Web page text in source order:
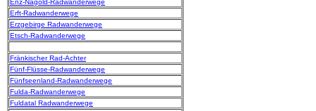
Enz-Nagold-Radwanderwege
Erft-Radwanderwege
Erzgebirge Radwanderwege
Etsch-Radwanderwege
Fränkischer Rad-Achter
Fünf-Flüsse-Radwanderwege
Fünfseenland-Radwanderwege
Fulda-Radwanderwege
Fuldatal Radwanderwege